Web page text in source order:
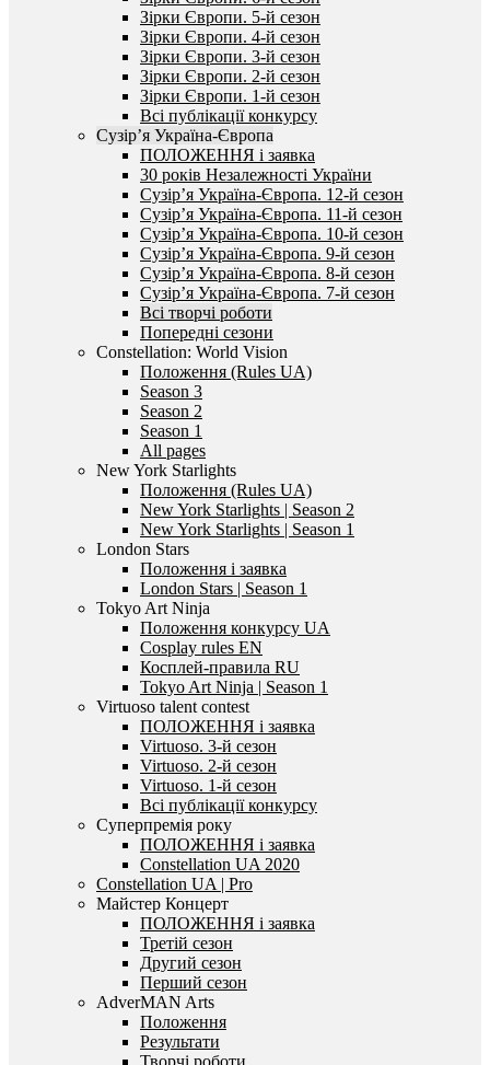
Зірки Європи. 5-й сезон
Зірки Європи. 4-й сезон
Зірки Європи. 3-й сезон
Зірки Європи. 2-й сезон
Зірки Європи. 1-й сезон
Всі публікації конкурсу
Сузір’я Україна-Європа
ПОЛОЖЕННЯ і заявка
30 років Незалежності України
Сузір’я Україна-Європа. 12-й сезон
Сузір’я Україна-Європа. 11-й сезон
Сузір’я Україна-Європа. 10-й сезон
Сузір’я Україна-Європа. 9-й сезон
Сузір’я Україна-Європа. 8-й сезон
Сузір’я Україна-Європа. 7-й сезон
Всі творчі роботи
Попередні сезони
Constellation: World Vision
Положення (Rules UA)
Season 3
Season 2
Season 1
All pages
New York Starlights
Положення (Rules UA)
New York Starlights | Season 2
New York Starlights | Season 1
London Stars
Положення і заявка
London Stars | Season 1
Tokyo Art Ninja
Положення конкурсу UA
Cosplay rules EN
Косплей-правила RU
Tokyo Art Ninja | Season 1
Virtuoso talent contest
ПОЛОЖЕННЯ і заявка
Virtuoso. 3-й сезон
Virtuoso. 2-й сезон
Virtuoso. 1-й сезон
Всі публікації конкурсу
Суперпремія року
ПОЛОЖЕННЯ і заявка
Constellation UA 2020
Constellation UA | Pro
Майстер Концерт
ПОЛОЖЕННЯ і заявка
Третій сезон
Другий сезон
Перший сезон
AdverMAN Arts
Положення
Результати
Творчі роботи